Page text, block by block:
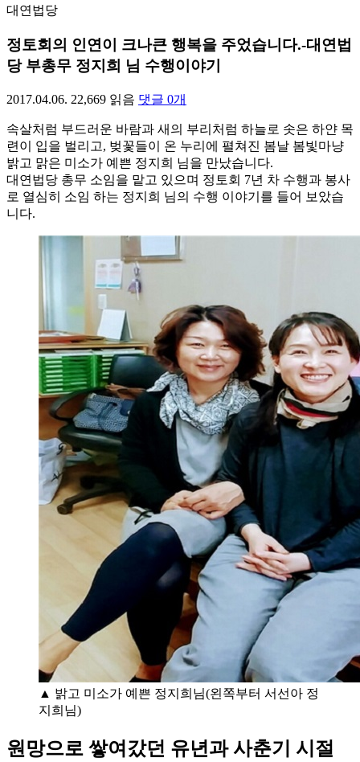
대연법당
정토회의 인연이 크나큰 행복을 주었습니다.-대연법
당 부총무 정지희 님 수행이야기
2017.04.06. 22,669 읽음 댓글 0개
속살처럼 부드러운 바람과 새의 부리처럼 하늘로 솟은 하얀 목
련이 입을 벌리고, 벚꽃들이 온 누리에 펼쳐진 봄날 봄빛마냥
밝고 맑은 미소가 예쁜 정지희 님을 만났습니다.
대연법당 총무 소임을 맡고 있으며 정토회 7년 차 수행과 봉사
로 열심히 소임 하는 정지희 님의 수행 이야기를 들어 보았습
니다.
▲ 밝고 미소가 예쁜 정지희님(왼쪽부터 서선아 정
지희님)
원망으로 쌓여갔던 유년과 사춘기 시절